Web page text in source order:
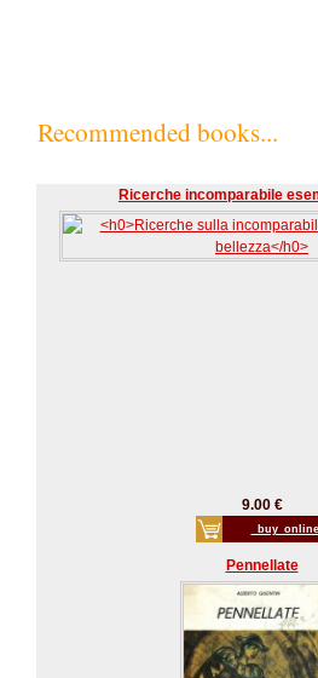
Recommended books...
Ricerche incomparabile
9.00 €
_buy_online
Pennellate